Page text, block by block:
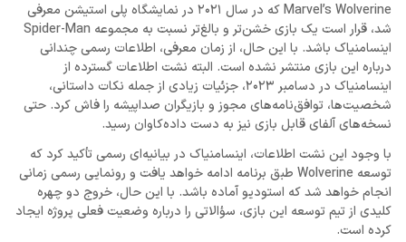
Marvel’s Wolverine که در سال 2021 در نمایشگاه پلی‌ استیشن معرفی
شد، قرار است یک بازی خشن‌تر و بالغ‌تر نسبت به مجموعه Spider-Man
اینسامنیاک باشد. با این حال، از زمان معرفی، اطلاعات رسمی چندانی
درباره این بازی منتشر نشده است. البته نشت اطلاعات گسترده از
اینسامنیاک در دسامبر 2023، جزئیات زیادی از جمله نکات داستانی،
شخصیت‌ها، توافق‌نامه‌های مجوز و بازیگران صداپیشه را فاش کرد. حتی
نسخه‌های آلفای قابل بازی نیز به دست داده‌کاوان رسید.
با وجود این نشت اطلاعات، اینسامنیاک در بیانیه‌ای رسمی تأکید کرد که
توسعه Wolverine طبق برنامه ادامه خواهد یافت و رونمایی رسمی زمانی
انجام خواهد شد که استودیو آماده باشد. با این حال، خروج دو چهره
کلیدی از تیم توسعه این بازی، سؤالاتی را درباره وضعیت فعلی پروژه ایجاد
کرده است.